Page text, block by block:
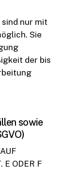
nur mit
Sie
der bis
sowie
E ODER F